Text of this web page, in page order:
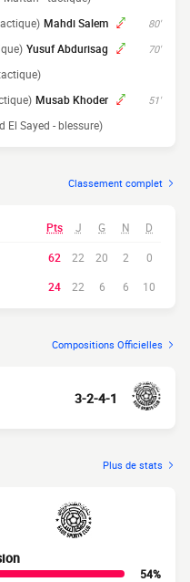
80'
Mahdi Salem
70'
Yusuf Abdurisag
51'
Musab Khoder
El Sayed - blessure)
Classement complet
Pts J G N D
62 22 20 2
0
24 22 6 6 10
Compositions Officielles
3-2-4-1
Plus de stats
54%